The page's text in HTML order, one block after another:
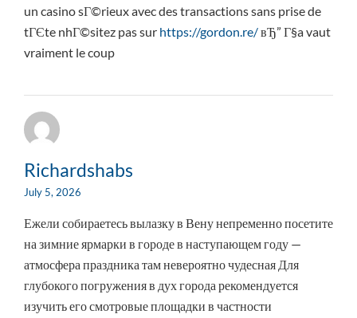
un casino sГ©rieux avec des transactions sans prise de
tГЄte nhГ©sitez pas sur https://gordon.re/вЂ” Г§a vaut
vraiment le coup
Richardshabs
July 5, 2026
Ежели собираетесь вылазку в Вену непременно посетите
на зимние ярмарки в городе в наступающем году —
атмосфера праздника там невероятно чудесная Для
глубокого погружения в дух города рекомендуется
изучить его смотровые площадки в частности